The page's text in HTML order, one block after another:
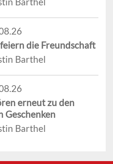
die Freundschaft
Barthel
erneut zu den
Geschenken
Barthel